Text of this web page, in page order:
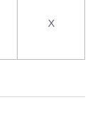
X